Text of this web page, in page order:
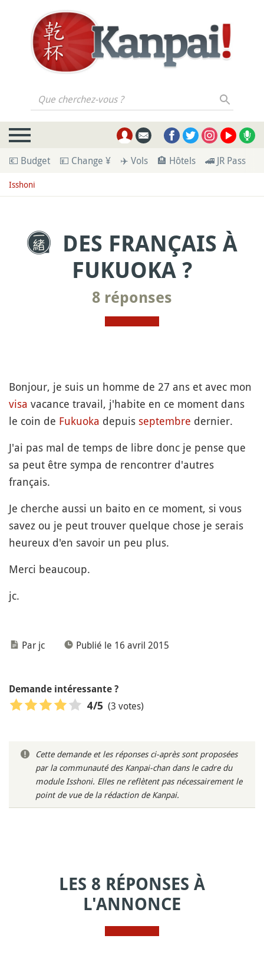
Que cherchez-vous ?
💶 Budget 💴 Change ¥ ✈️ Vols 🏨 Hôtels 🚄 JR Pass
Isshoni
DES FRANÇAIS À
FUKUOKA ?
8 réponses
Bonjour, je suis un homme de 27 ans et avec mon
visa vacance travail, j'habite en ce moment dans
le coin de Fukuoka depuis septembre dernier.
J'ai pas mal de temps de libre donc je pense que
sa peut être sympa de rencontrer d'autres
français.
Je cherche aussi un baito en ce moment, si vous
savez ou je peut trouver quelque chose je serais
heureux d'en savoir un peu plus.
Merci beaucoup.
jc.
Par jc Publié le 16 avril 2015
Demande intéressante ?
4/5 (3 votes)
Cette demande et les réponses ci-après sont proposées
par la communauté des Kanpai-chan dans le cadre du
module Isshoni. Elles ne reflètent pas nécessairement le
point de vue de la rédaction de Kanpai.
LES 8 RÉPONSES À
L'ANNONCE